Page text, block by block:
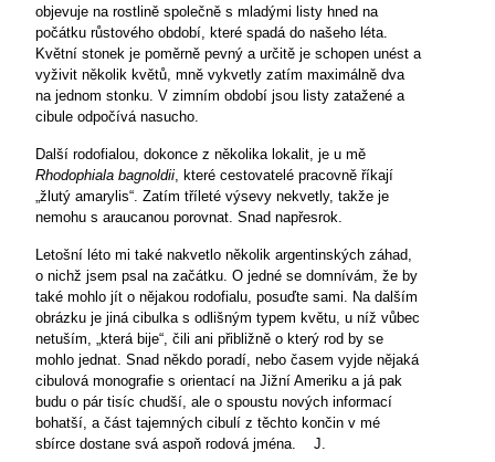
objevuje na rostlině společně s mladými listy hned na
počátku růstového období, které spadá do našeho léta.
Květní stonek je poměrně pevný a určitě je schopen unést a
vyživit několik květů, mně vykvetly zatím maximálně dva
na jednom stonku. V zimním období jsou listy zatažené a
cibule odpočívá nasucho.
Další rodofialou, dokonce z několika lokalit, je u mě
Rhodophiala bagnoldii, které cestovatelé pracovně říkají
„žlutý amarylis“. Zatím tříleté výsevy nekvetly, takže je
nemohu s araucanou porovnat. Snad napřesrok.
Letošní léto mi také nakvetlo několik argentinských záhad,
o nichž jsem psal na začátku. O jedné se domnívám, že by
také mohlo jít o nějakou rodofialu, posuďte sami. Na dalším
obrázku je jiná cibulka s odlišným typem květu, u níž vůbec
netuším, „která bije“, čili ani přibližně o který rod by se
mohlo jednat. Snad někdo poradí, nebo časem vyjde nějaká
cibulová monografie s orientací na Jižní Ameriku a já pak
budu o pár tisíc chudší, ale o spoustu nových informací
bohatší, a část tajemných cibulí z těchto končin v mé
sbírce dostane svá aspoň rodová jména.
J.